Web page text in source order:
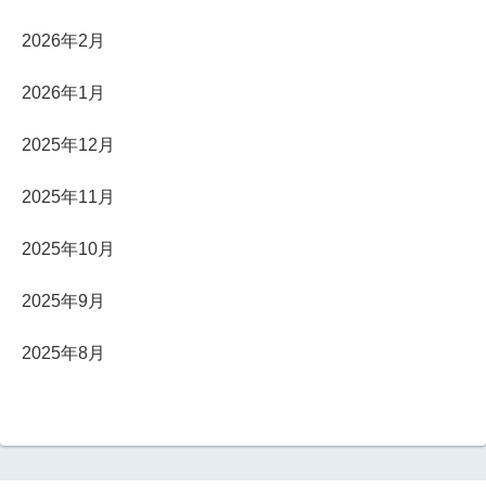
2026年2月
2026年1月
2025年12月
2025年11月
2025年10月
2025年9月
2025年8月